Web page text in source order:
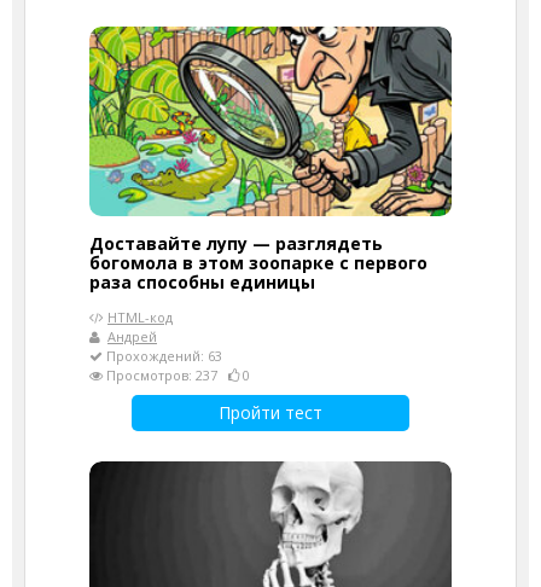
Доставайте лупу — разглядеть
богомола в этом зоопарке с первого
раза способны единицы
HTML-код
Андрей
Прохождений: 63
Просмотров: 237
0
Пройти тест